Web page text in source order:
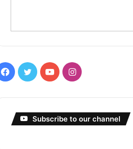
Facebook
TwitterYouTubeInstagram
Subscribe to our channel